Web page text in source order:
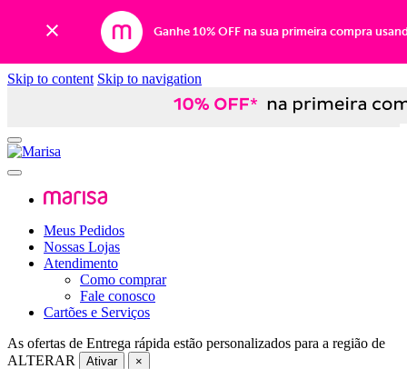
Ganhe 10% OFF na sua primeira compra
Skip to content Skip to navigation
Meus Pedidos
Nossas Lojas
Atendimento
Como comprar
Fale conosco
Cartões e Serviços
As ofertas de Entrega rápida estão personalizados para a região de
ALTERAR
Ativar ×